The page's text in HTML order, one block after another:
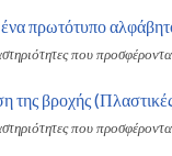
ένα πρωτότυπο
που
της βροχής
που